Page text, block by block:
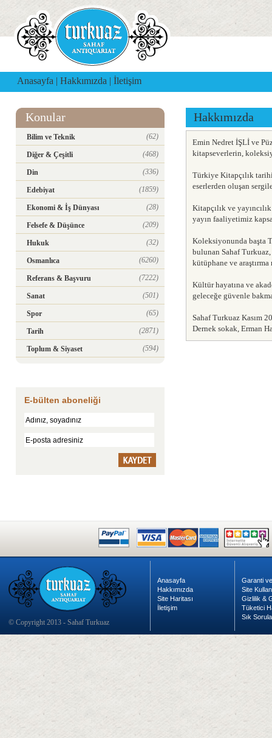
Anasayfa | Hakkımızda | İletişim
Konular
Bilim ve Teknik (62)
Diğer & Çeşitli (468)
Din (336)
Edebiyat (1859)
Ekonomi & İş Dünyası (28)
Felsefe & Düşünce (209)
Hukuk (32)
Osmanlıca (6260)
Referans & Başvuru (7222)
Sanat (501)
Spor (65)
Tarih (2871)
Toplum & Siyaset (594)
E-bülten aboneliği
Hakkımızda
Emin Nedret İŞLİ ve
kitapseverlerin,
Türkiye Kitapçılık
eserlerden oluşan
Kitapçılık ve
yayın faaliyetimiz
Koleksiyonunda başta
bulunan Sahaf
kütüphane ve
Kültür hayatına ve
geleceğe güvenle
Sahaf Turkuaz Kasım
Dernek sokak, Erman
© Copyright 2013 - Sahaf Turkuaz
Anasayfa
Hakkımızda
Site Haritası
İletişim
Garanti
Site
Gizlilik &
Tüketici
Sık